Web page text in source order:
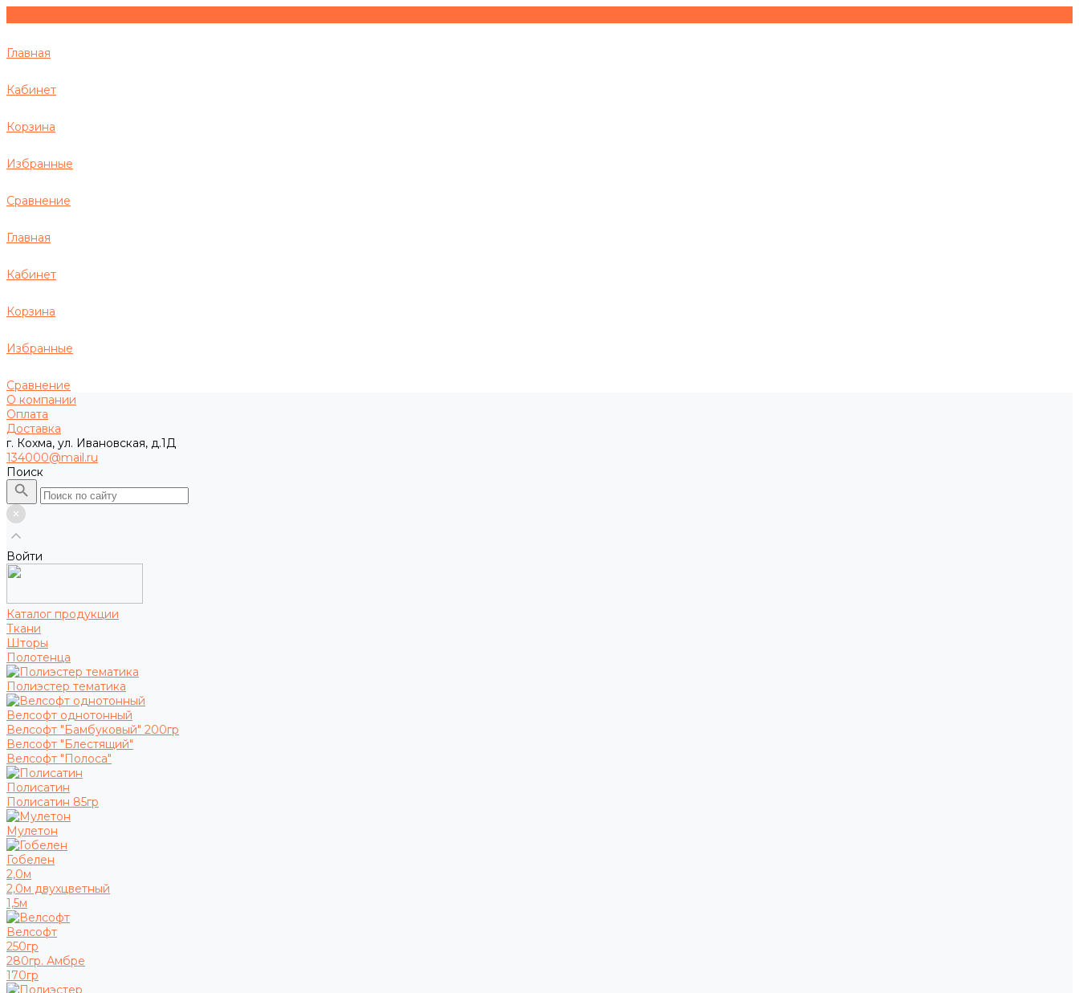
Главная
Кабинет
Корзина
Избранные
Сравнение
Главная
Кабинет
Корзина
Избранные
Сравнение
О компании
Оплата
Доставка
г. Кохма, ул. Ивановская, д.1Д
134000@mail.ru
Поиск
Войти
Каталог продукции
Ткани
Шторы
Полотенца
Полиэстер тематика
Велсофт однотонный
Велсофт "Бамбуковый" 200гр
Велсофт "Блестящий"
Велсофт "Полоса"
Полисатин
Полисатин 85гр
Мулетон
Гобелен
2,0м
2,0м двухцветный
1,5м
Велсофт
250гр
280гр. Амбре
170гр